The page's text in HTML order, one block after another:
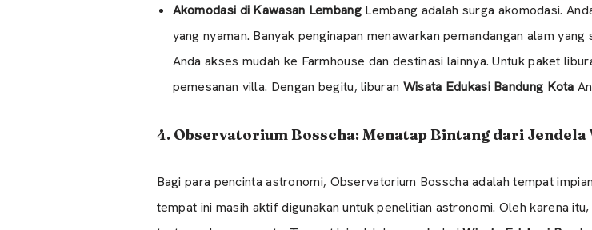
Akomodasi di Kawasan Lembang Lembang adalah surga akomodasi.
yang nyaman. Banyak penginapan menawarkan pemandangan alam
Anda akses mudah ke Farmhouse dan destinasi lainnya. Untuk paket
pemesanan villa. Dengan begitu, liburan Wisata Edukasi Bandung Kota
4. Observatorium Bosscha: Menatap Bintang dari Jendela
Bagi para pencinta astronomi, Observatorium Bosscha adalah tempat
tempat ini masih aktif digunakan untuk penelitian astronomi. Oleh karena